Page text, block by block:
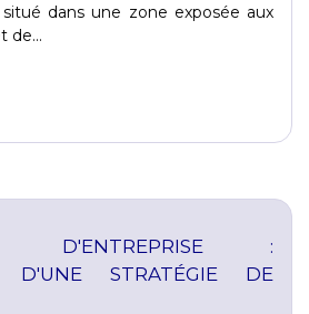
dans une zone exposée aux
de...
D'ENTREPRISE :
D'UNE STRATÉGIE DE